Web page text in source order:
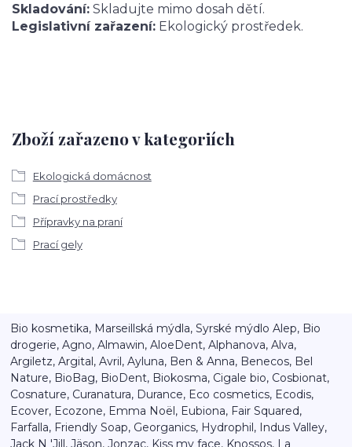
Skladování: Skladujte mimo dosah dětí.
Legislativní zařazení: Ekologický prostředek.
Zboží zařazeno v kategoriích
Ekologická domácnost
Prací prostředky
Přípravky na praní
Prací gely
Bio kosmetika, Marseillská mýdla, Syrské mýdlo Alep, Bio
drogerie, Agno, Almawin, AloeDent, Alphanova, Alva,
Argiletz, Argital, Avril, Ayluna, Ben & Anna, Benecos, Bel
Nature, BioBag, BioDent, Biokosma, Cigale bio, Cosbionat,
Cosnature, Curanatura, Durance, Eco cosmetics, Ecodis,
Ecover, Ecozone, Emma Noël, Eubiona, Fair Squared,
Farfalla, Friendly Soap, Georganics, Hydrophil, Indus Valley,
Jack N 'Jill, Jäson, Jonzac, Kiss my face, Knossos, La